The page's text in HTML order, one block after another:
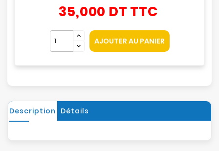
35,000 DT TTC
AJOUTER AU PANIER
Description Détails